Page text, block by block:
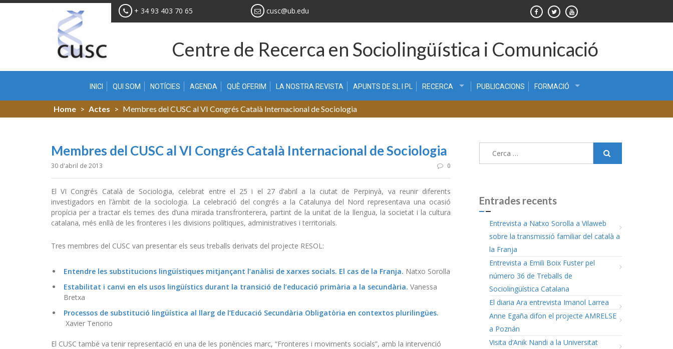
Skip
+ 34 93 403 70 65 cusc@ub.edu
Centre de Recerca en Sociolingüística i Comunicació
INICI QUI SOM NOTÍCIES AGENDA QUÈ OFERIM LA NOSTRA REVISTA APUNTS DE SL I PL RECERCA PUBLICACIONS FORMACIÓ
Home > Actes > Membres del CUSC al VI Congrés Català Internacional de Sociologia
Membres del CUSC al VI Congrés Català Internacional de Sociologia
30 d'abril de 2013 0
El VI Congrés Català de Sociologia, celebrat entre el 25 i el 27 d’abril a la ciutat de Perpinyà, va reunir diferents
investigadors en l’àmbit de la sociologia. La celebració del congrés a la Catalunya del Nord representava una ocasió
propícia per a tractar els temes des d’una mirada transfronterera, partint de la unitat de la llengua, la societat i la cultura
catalana, més enllà de les fronteres i les divisions polítiques, administratives i territorials.
Tres membres del CUSC van presentar els seus treballs derivats del projecte RESOL:
Entendre les substitucions lingüístiques mitjançant l’anàlisi de xarxes socials. El cas de la Franja. Natxo Sorolla
Estabilitat i canvi en els usos lingüístics durant la transició de l’educació primària a la secundària. Vanessa
Bretxa
Processos de substitució lingüística al llarg de l’Educació Secundària Obligatòria en contextos plurilingües.
Xavier Tenorio
El CUSC també va tenir representació en una de les ponències marc, “Fronteres i moviments socials”, amb la intervenció
Entrades recents
Entrevista a Natxo Sorolla a Vilaweb
sobre la transmissió familiar del català a
la Franja
Entrevista a Emili Boix Fuster pel
número 36 de Treballs de
Sociolingüística Catalana
El diaria Ara entrevista Imanol Larrea
Anne Egaña difon el projecte AMRELSE
a Poznán
Visita d’Anik Nandi a la Universitat